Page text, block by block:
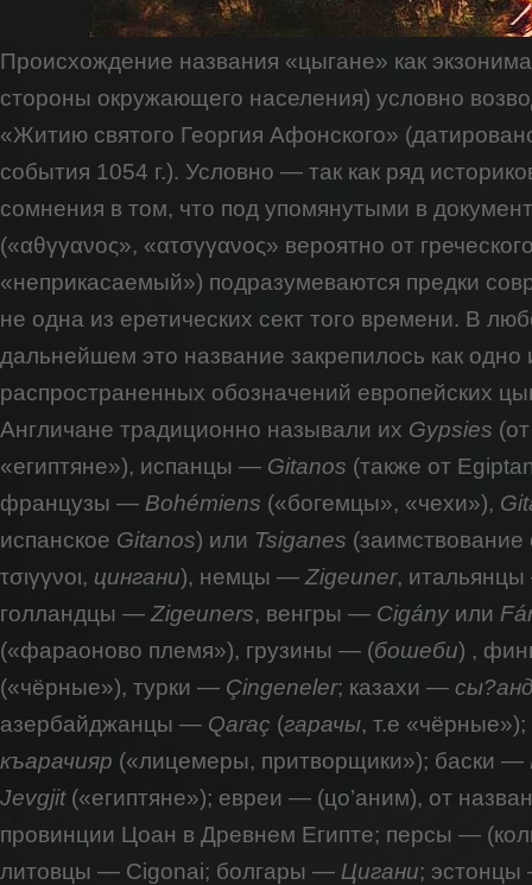
Происхождение названия «цыгане» как
стороны окружающего населения) условно
«Житию святого Георгия Афонского»
события 1054 г.). Условно — так как ряд
сомнения в том, что под упомянутыми в
(«αθγγανος», «ατσγγανος» вероятно от
«неприкасаемый») подразумеваются предки
не одна из еретических сект того времени. В
дальнейшем это название закрепилось как одно
распространенных обозначений европейских
Англичане традиционно называли их Gypsies
«египтяне»), испанцы — Gitanos (также от
французы — Bohémiens («богемцы», «чехи»),
испанское Gitanos) или Tsiganes (заимствование
τσιγγνοι, цингани), немцы — Zigeuner,
голландцы — Zigeuners, венгры — Cigány или
(«фараоново племя»), грузины — (бошеби) ,
(«чёрные»), турки — Çingeneler; казахи —
азербайджанцы — Qaraç (гарачы, т.е
къарачияр («лицемеры, притворщики»); баски —
Jevgjit(«египтяне»); евреи — (цо’аним), от
провинции Цоан в Древнем Египте; персы —
литовцы — Cigonai; болгары — Цигани; эстонцы